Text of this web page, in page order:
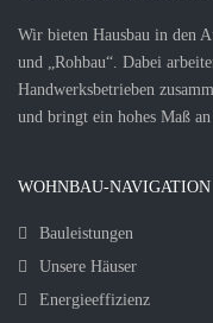
Wir bieten Hausbau in den
und „Rohbau“. Dabei
Handwerksbetrieben
und bringt ein hohes Maß
WOHNBAU-NAVIGATION
Bauleistungen
Unsere Häuser
Energieeffizienz